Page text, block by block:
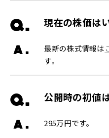
Q. 現在の株価は
A. 最新の株式情報は
す。
Q. 公開時の初値
A. 295万円です。